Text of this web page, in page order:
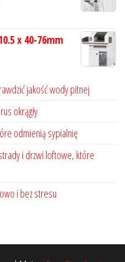
x 40-76mm
jakość wody pitnej
okrągły
odmienią sypialnię
i drzwi loftowe, które
i bez stresu